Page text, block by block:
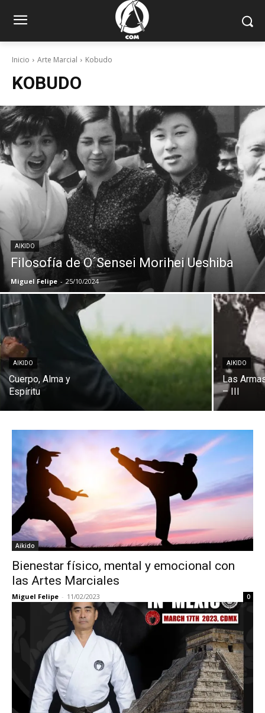
Inicio Arte Marcial Kobudo
KOBUDO
AIKIDO
Filosofía de O´Sensei Morihei Ueshiba
Miguel Felipe - 25/10/2024
AIKIDO
Cuerpo, Alma y
Espíritu
AIKIDO
Las
– III
Aikido
Bienestar físico, mental y emocional con
las Artes Marciales
Miguel Felipe - 11/02/2023 0